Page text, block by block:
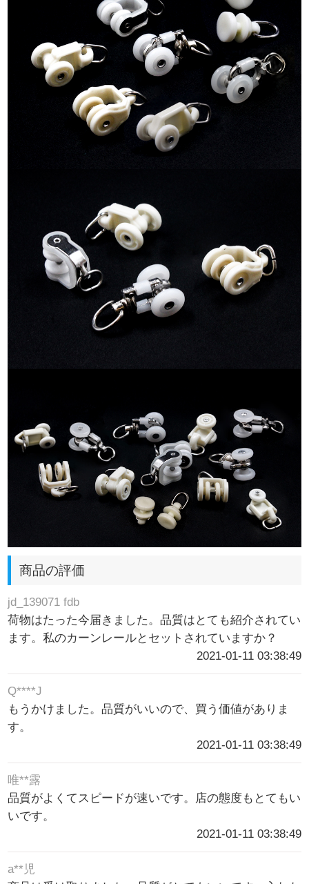
商品の評価
jd_139071 fdb
荷物はたった今届きました。品質はとても紹介されてい
ます。私のカーンレールとセットされていますか？
2021-01-11 03:38:49
Q****J
もうかけました。品質がいいので、買う価値がありま
す。
2021-01-11 03:38:49
唯**露
品質がよくてスピードが速いです。店の態度もとてもい
いです。
2021-01-11 03:38:49
a**児